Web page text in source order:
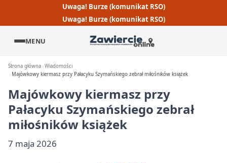
Uwaga! Burze (komunikat RSO)
Uwaga! Burze (komunikat RSO)
MENU
Strona główna Wiadomości
Majówkowy kiermasz przy Pałacyku Szymańskiego zebrał miłośników książek
Majówkowy kiermasz przy
Pałacyku Szymańskiego zebrał
miłośników książek
7 maja 2026